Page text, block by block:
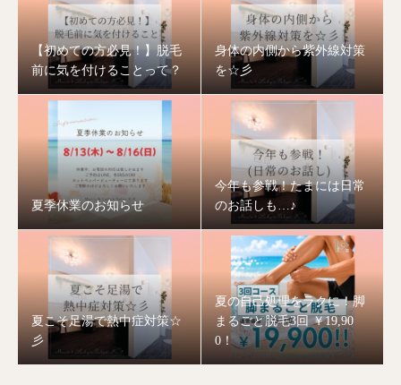
【初めての方必見！】脱毛
前に気を付けることって？
身体の内側から紫外線対策
を☆彡
夏季休業のお知らせ
今年も参戦！たまには日常
のお話しも…♪
夏こそ足湯で熱中症対策☆
彡
夏の自己処理をラクに！脚
まるごと脱毛3回 ￥19,90
0！